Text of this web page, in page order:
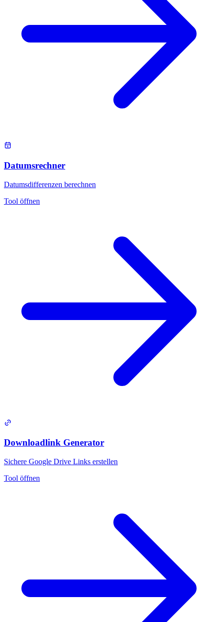
Datumsrechner
Datumsdifferenzen berechnen
Tool öffnen
Downloadlink Generator
Sichere Google Drive Links erstellen
Tool öffnen